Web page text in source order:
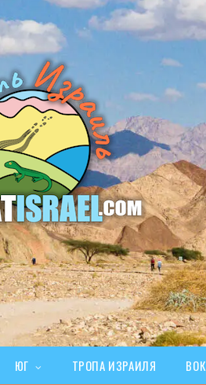
ЮГ ТРОПА ИЗРАИЛЯ